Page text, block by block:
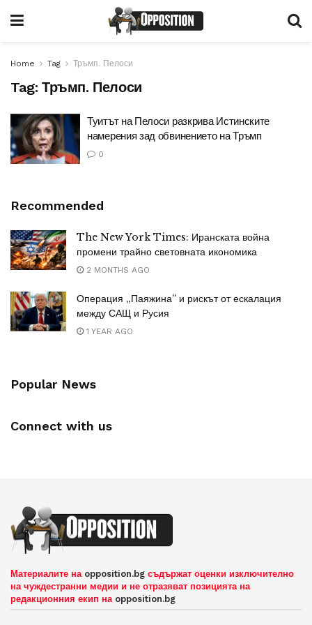
Home Tag Тръмп. Пелоси
Tag: Тръмп. Пелоси
Туитът на Пелоси разкрива Истинските
намерения зад обвинението на Тръмп
0
Recommended
The New York Times: Иранската война
промени трайно световната икономика
2 MONTHS AGO
Операция „Паяжина“ и рискът от ескалация
между САЩ и Русия
1 YEAR AGO
Popular News
Connect with us
Материалите на opposition.bg съдържат оценки изключително
на чуждестранни медии и не отразяват позицията на
редакционния екип на opposition.bg